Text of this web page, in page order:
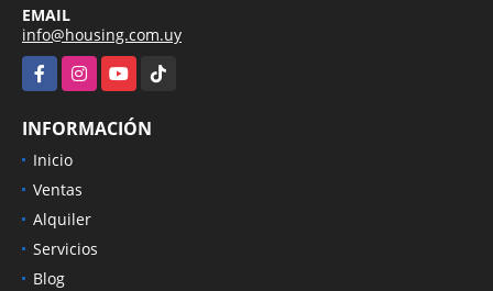
EMAIL
info@housing.com.uy
FacebookInstagramYouTubeTikTok
INFORMACIÓN
Inicio
Ventas
Alquiler
Servicios
Blog